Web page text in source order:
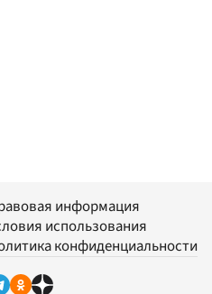
информация
использования
конфиденциальности